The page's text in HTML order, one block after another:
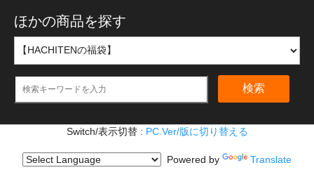
ほかの商品を探す
検索
Switch/表示切替 : PC.Ver/版に切り替える
Powered by Translate